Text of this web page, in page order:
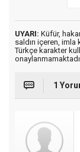
UYARI: Küfür,
saldırı içeren, imla
Türkçe karakter
1